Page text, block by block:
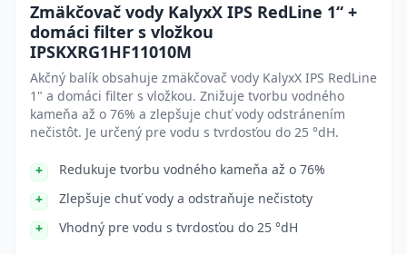
Zmäkčovač vody KalyxX IPS RedLine 1“ +
domáci filter s vložkou
IPSKXRG1HF11010M
Akčný balík obsahuje zmäkčovač vody KalyxX IPS RedLine
1" a domáci filter s vložkou. Znižuje tvorbu vodného
kameňa až o 76% a zlepšuje chuť vody odstránením
nečistôt. Je určený pre vodu s tvrdosťou do 25 °dH.
Redukuje tvorbu vodného kameňa až o 76%
Zlepšuje chuť vody a odstraňuje nečistoty
Vhodný pre vodu s tvrdosťou do 25 °dH